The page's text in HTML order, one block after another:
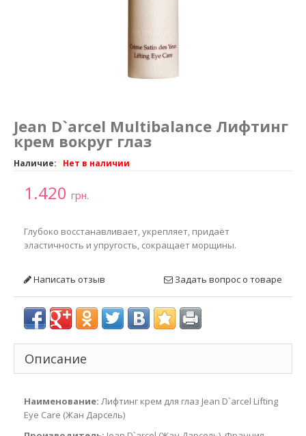
Jean D`arcel Multibalance Лифтинг
крем вокруг глаз
Наличие: Нет в наличии
1.420 грн.
Глубоко восстанавливает, укрепляет, придаёт
эластичность и упругость, сокращает морщины.
Написать отзыв Задать вопрос о товаре
Описание
Наименование: Лифтинг крем для глаз Jean D`arcel Lifting
Eye Care (Жан Дарсель)